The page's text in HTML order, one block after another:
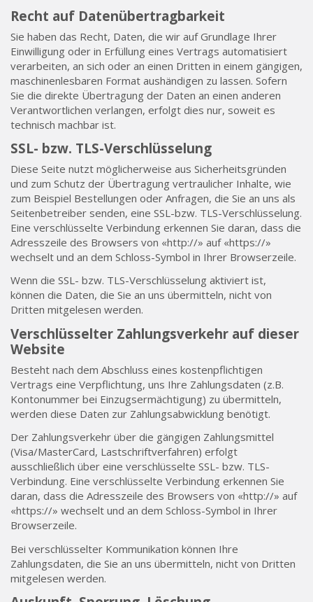
Recht auf Datenübertragbarkeit
Sie haben das Recht, Daten, die wir auf Grundlage Ihrer
Einwilligung oder in Erfüllung eines Vertrags automatisiert
verarbeiten, an sich oder an einen Dritten in einem gängigen,
maschinenlesbaren Format aushändigen zu lassen. Sofern
Sie die direkte Übertragung der Daten an einen anderen
Verantwortlichen verlangen, erfolgt dies nur, soweit es
technisch machbar ist.
SSL- bzw. TLS-Verschlüsselung
Diese Seite nutzt möglicherweise aus Sicherheitsgründen
und zum Schutz der Übertragung vertraulicher Inhalte, wie
zum Beispiel Bestellungen oder Anfragen, die Sie an uns als
Seitenbetreiber senden, eine SSL-bzw. TLS-Verschlüsselung.
Eine verschlüsselte Verbindung erkennen Sie daran, dass die
Adresszeile des Browsers von «http://» auf «https://»
wechselt und an dem Schloss-Symbol in Ihrer Browserzeile.
Wenn die SSL- bzw. TLS-Verschlüsselung aktiviert ist,
können die Daten, die Sie an uns übermitteln, nicht von
Dritten mitgelesen werden.
Verschlüsselter Zahlungsverkehr auf dieser
Website
Besteht nach dem Abschluss eines kostenpflichtigen
Vertrags eine Verpflichtung, uns Ihre Zahlungsdaten (z.B.
Kontonummer bei Einzugsermächtigung) zu übermitteln,
werden diese Daten zur Zahlungsabwicklung benötigt.
Der Zahlungsverkehr über die gängigen Zahlungsmittel
(Visa/MasterCard, Lastschriftverfahren) erfolgt
ausschließlich über eine verschlüsselte SSL- bzw. TLS-
Verbindung. Eine verschlüsselte Verbindung erkennen Sie
daran, dass die Adresszeile des Browsers von «http://» auf
«https://» wechselt und an dem Schloss-Symbol in Ihrer
Browserzeile.
Bei verschlüsselter Kommunikation können Ihre
Zahlungsdaten, die Sie an uns übermitteln, nicht von Dritten
mitgelesen werden.